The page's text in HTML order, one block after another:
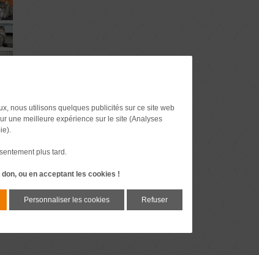
nous utilisons quelques publicités sur ce site web
une meilleure expérience sur le site (Analyses
plus tard.
ou en acceptant les cookies !
Personnaliser les cookies Refuser